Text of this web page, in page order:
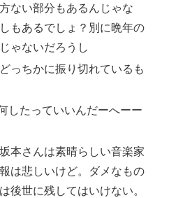
ない部分もあるんじゃな
もあるでしょ？別に晩年の
ゃないだろうし
っちかに振り切れているも
したっていいんだーへーー
本さんは素晴らしい音楽家
は悲しいけど。ダメなもの
後世に残してはいけない。